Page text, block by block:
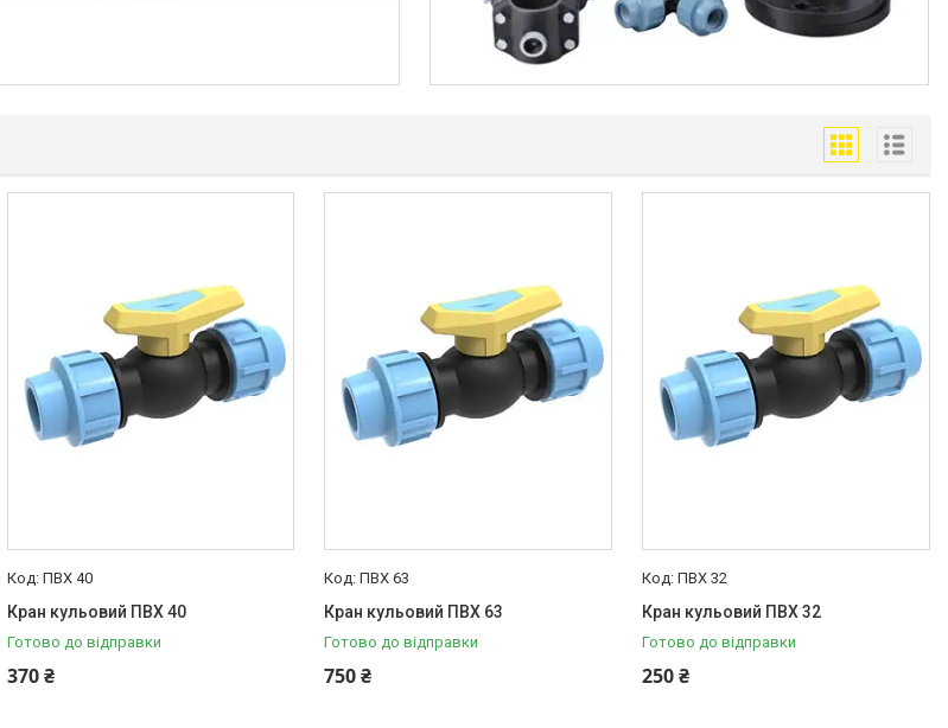
ПВХ 40
Кран кульовий ПВХ 40
Готово до відправки
370 ₴
ПВХ 63
Кран кульовий ПВХ 63
Готово до відправки
750 ₴
ПВХ 32
Кран кульовий ПВХ 32
Готово до відправки
250 ₴